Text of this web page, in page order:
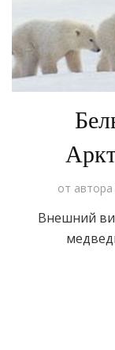
от автора
Внешний